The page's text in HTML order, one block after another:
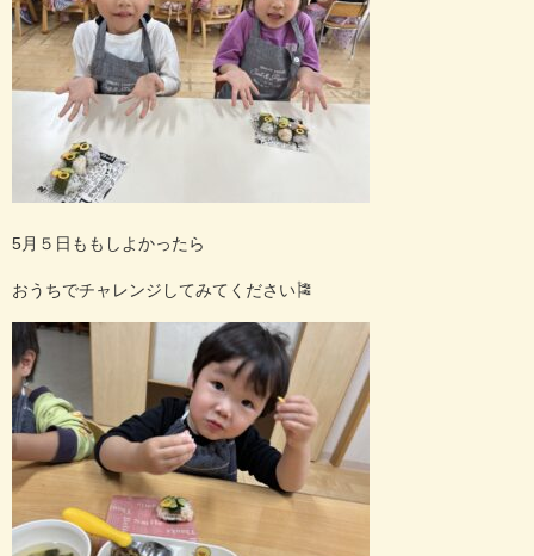
5月５日ももしよかったら
おうちでチャレンジしてみてください🎏